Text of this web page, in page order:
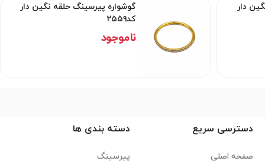
دار
گوشواره پیرسینگ حلقه نگین دار
کد۲۵۵۹
ناموجود
دسترسی سریع
صفحه اصلی
دسته بندی ها
پیرسینگ